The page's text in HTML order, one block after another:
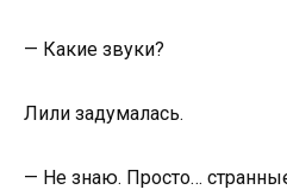
— Какие звуки?
Лили задумалась.
— Не знаю. Просто…